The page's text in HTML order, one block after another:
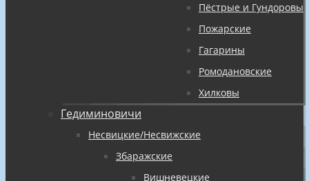
Пёстрые и Гундоровы
Пожарские
Гагарины
Ромодановские
Хилковы
Гедиминовичи
Несвицкие/Несвижские
Збаражские
Вишневецкие